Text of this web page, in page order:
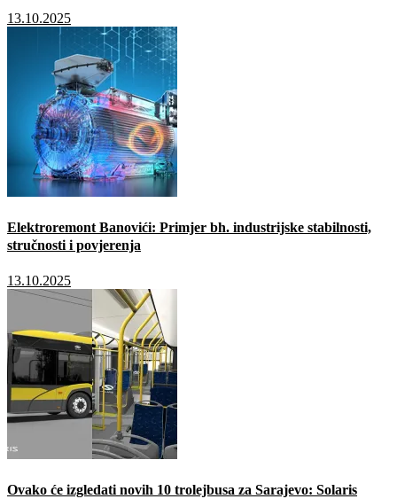
13.10.2025
Elektroremont Banovići: Primjer bh. industrijske stabilnosti,
stručnosti i povjerenja
13.10.2025
Ovako će izgledati novih 10 trolejbusa za Sarajevo: Solaris